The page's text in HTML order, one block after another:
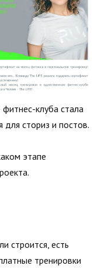
клуба стала
сториз и постов.
этапе
строится, есть
тренировки